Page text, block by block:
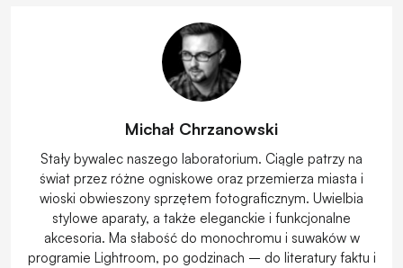
Michał Chrzanowski
Stały bywalec naszego laboratorium. Ciągle patrzy na
świat przez różne ogniskowe oraz przemierza miasta i
wioski obwieszony sprzętem fotograficznym. Uwielbia
stylowe aparaty, a także eleganckie i funkcjonalne
akcesoria. Ma słabość do monochromu i suwaków w
programie Lightroom, po godzinach – do literatury faktu i